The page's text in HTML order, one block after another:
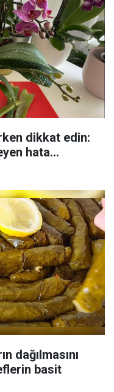
dikkat edin:
hata...
dağılmasını
basit